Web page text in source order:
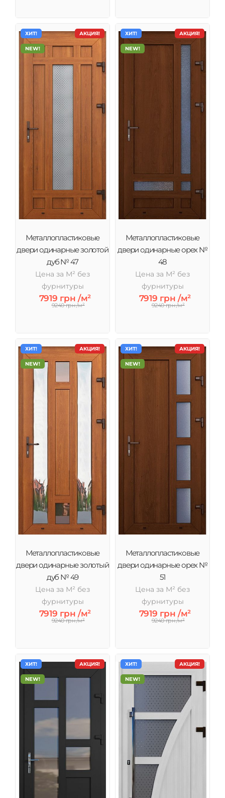
АКЦИЯ!
ХИТ!
NEW!
Металлопластиковые
двери одинарные золотой
дуб № 47
Цена за М² без
фурнитуры
7919 грн /м²
9240 грн /м²
АКЦИЯ!
ХИТ!
NEW!
Металлопластиковые
двери одинарные орех №
48
Цена за М² без
фурнитуры
7919 грн /м²
9240 грн /м²
АКЦИЯ!
ХИТ!
NEW!
Металлопластиковые
двери одинарные золотый
дуб № 49
Цена за М² без
фурнитуры
7919 грн /м²
9240 грн /м²
АКЦИЯ!
ХИТ!
NEW!
Металлопластиковые
двери одинарные орех №
51
Цена за М² без
фурнитуры
7919 грн /м²
9240 грн /м²
АКЦИЯ!
ХИТ!
NEW!
АКЦИЯ!
ХИТ!
NEW!